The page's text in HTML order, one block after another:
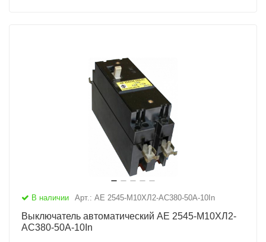
В наличии Арт.: АЕ 2545-М10ХЛ2-AC380-50А-10In
Выключатель автоматический АЕ 2545-М10ХЛ2-
AC380-50А-10In